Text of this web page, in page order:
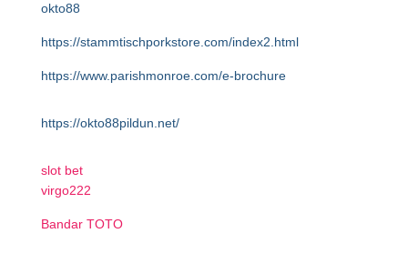
okto88
https://stammtischporkstore.com/index2.html
https://www.parishmonroe.com/e-brochure
https://okto88pildun.net/
slot bet
virgo222
Bandar TOTO